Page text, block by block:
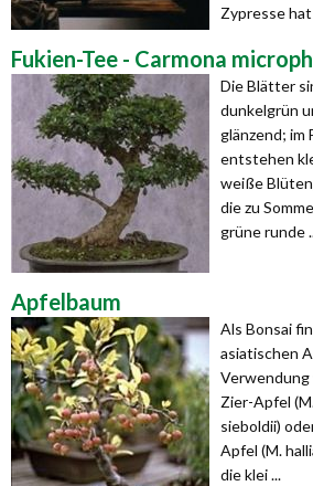
Zypresse hat
Fukien-Tee - Carmona
Die Blätter
dunkelgrün
glänzend; im
entstehen
weiße
die zu
grüne runde
Apfelbaum
Als Bonsai
asiatischen
Verwendung
Zier-Apfel
sieboldii)
Apfel (M.
die klei ...